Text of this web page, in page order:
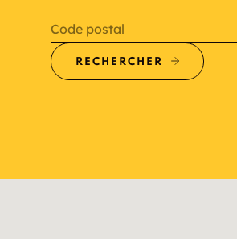
Code postal
RECHERCHER